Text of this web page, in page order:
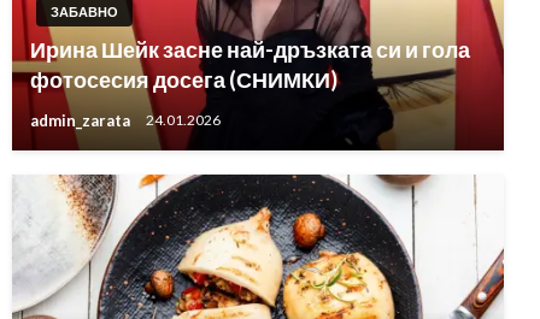
ЗАБАВНО
Ирина Шейк засне най-дръзката си и гола
фотосесия досега (СНИМКИ)
admin_zarata 24.01.2026